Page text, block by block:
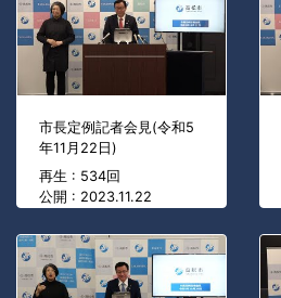
市長定例記者会見(令和5
年11月22日)
再生 : 534回
公開 : 2023.11.22